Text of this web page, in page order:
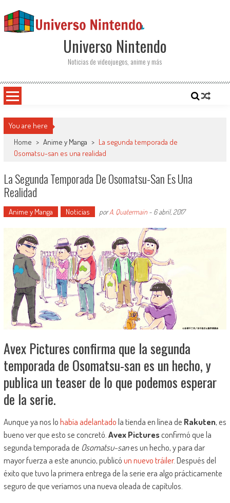
Universo Nintendo
Noticias de videojuegos, anime y más
You are here
Home > Anime y Manga > La segunda temporada de
Osomatsu-san es una realidad
La Segunda Temporada De Osomatsu-San Es Una
Realidad
Anime y Manga Noticias porA. Quatermain- 6 abril, 2017
Avex Pictures confirma que la segunda
temporada de Osomatsu-san es un hecho, y
publica un teaser de lo que podemos esperar
de la serie.
Aunque ya nos lohabía adelantadola tienda en línea de Rakuten, es
bueno ver que esto se concretó. Avex Picturesconfirmó que la
segunda temporada de Osomatsu-sanes un hecho, y para dar
mayor fuerza a este anuncio, publicóun nuevo tráiler. Después del
éxito que tuvo la primera entrega de la serie era algo prácticamente
seguro de que veríamos una nueva oleada de capítulos.